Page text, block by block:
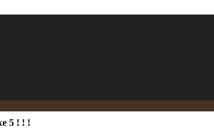
5 ! ! !